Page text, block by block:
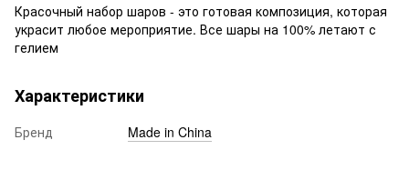
Красочный набор шаров - это готовая композиция, которая
украсит любое мероприятие. Все шары на 100% летают с
гелием
Характеристики
Бренд Made in China